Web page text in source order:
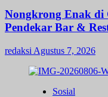
Nongkrong Enak di
Pendekar Bar &
redaksi Agustus 7, 2026
Sosial